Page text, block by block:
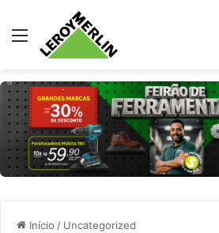
Menu
Início / Uncategorized